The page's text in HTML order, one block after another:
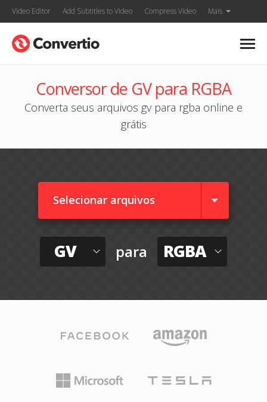
Video Editor Add Subtitles to Video Compress Video Mais
Conversor de GV para RGBA
Converta seus arquivos gv para rgba online e
grátis
Selecionar arquivos
GV para RGBA